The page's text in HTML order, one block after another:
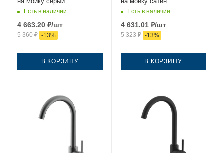
Есть в наличии
4 663.20 ₽/шт
5 360₽ -13%
В КОРЗИНУ
Есть в наличии
4 631.01₽/шт
5 323₽ -13%
В КОРЗИНУ